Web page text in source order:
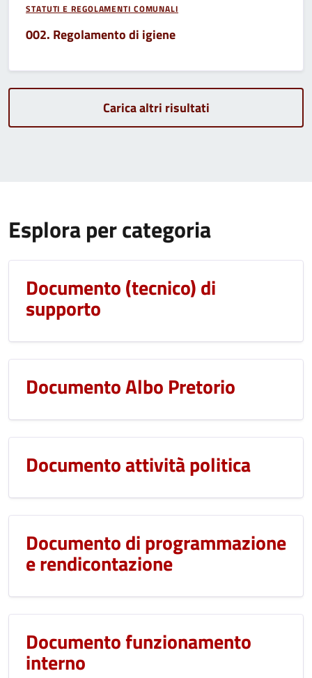
STATUTI E REGOLAMENTI COMUNALI
002. Regolamento di igiene
Carica altri risultati
Esplora per categoria
Documento (tecnico) di
supporto
Documento Albo Pretorio
Documento attività politica
Documento di programmazione
e rendicontazione
Documento funzionamento
interno